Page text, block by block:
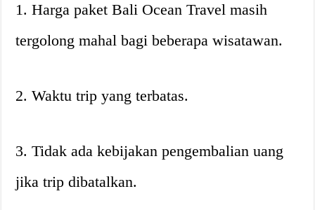
1. Harga paket Bali Ocean Travel masih
tergolong mahal bagi beberapa wisatawan.
2. Waktu trip yang terbatas.
3. Tidak ada kebijakan pengembalian uang
jika trip dibatalkan.